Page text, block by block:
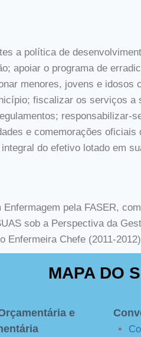
a política de
apoiar o programa de
menores, jovens e idosos
fiscalizar os serviços
responsabilizar-
e comemorações
do efetivo lotado em
pela FASER,
sob a Perspectiva da
Chefe (2011-
MAPA DO
e